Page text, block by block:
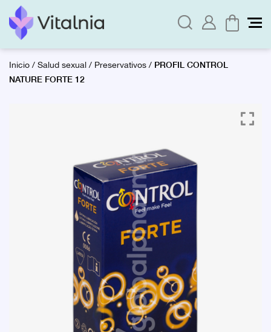
Inicio/Salud sexual/ Preservativos/ PROFIL CONTROL
NATURE FORTE 12